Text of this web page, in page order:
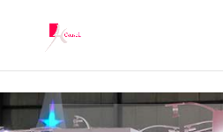
Numéro 34 :
entre acteurs, pour